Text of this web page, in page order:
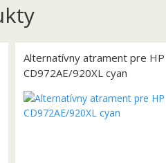
Alternatívny atrament pre HP
CD972AE/920XL cyan